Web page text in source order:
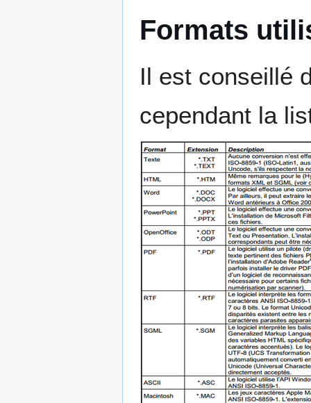
Formats
Il est conseillé
cependant la